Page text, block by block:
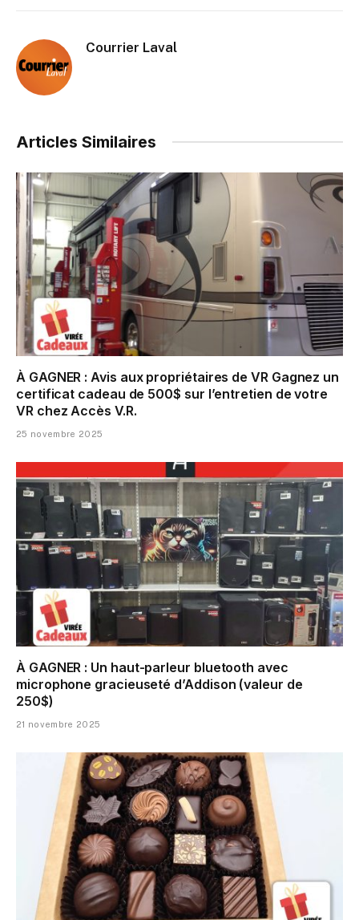
Courrier Laval
Articles Similaires
À GAGNER : Avis aux propriétaires de VR Gagnez un
certificat cadeau de 500$ sur l’entretien de votre
VR chez Accès V.R.
25 novembre 2025
À GAGNER : Un haut-parleur bluetooth avec
microphone gracieuseté d’Addison (valeur de
250$)
21 novembre 2025